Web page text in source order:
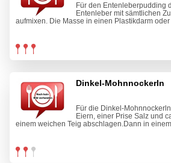
Für den Entenleberpudding
Entenleber mit sämtlichen
aufmixen. Die Masse in einen Plastikdarm
Dinkel-Mohnnockerln
Für die Dinkel-
Eiern, einer Prise Salz und
einem weichen Teig abschlagen.Dann in